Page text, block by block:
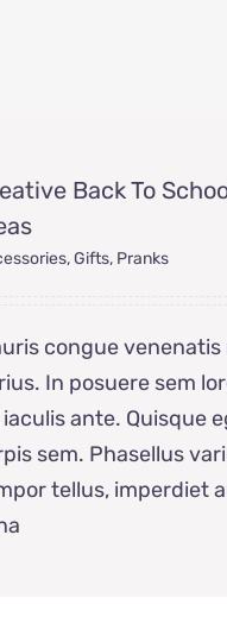
Back To
,Gifts, Pranks
congue venenatis
In posuere sem
iaculis ante. Quisque
sem. Phasellus
tellus, imperdiet